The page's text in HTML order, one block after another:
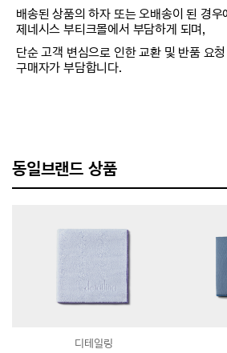
배송된 상품의 하자 또는 오배송이 된 경
제네시스 부티크몰에서 부담하게 되며,
단순 고객 변심으로 인한 교환 및 반품 요
구매자가 부담합니다.
동일브랜드 상품
디테일링